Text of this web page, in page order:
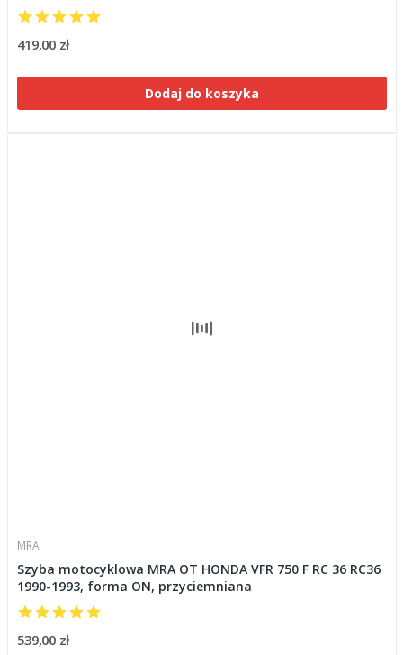
419,00 zł
Dodaj do koszyka
MRA
Szyba motocyklowa MRA OT HONDA VFR 750 F RC 36 RC36
1990-1993, forma ON, przyciemniana
539,00 zł